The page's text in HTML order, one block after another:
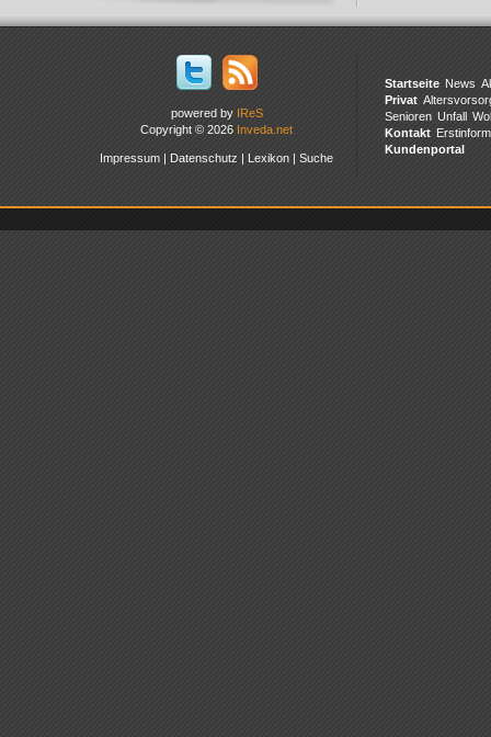
powered by IReS
Copyright © 2026 Inveda.net
Impressum | Datenschutz | Lexikon | Suche
Startseite News
Privat
Senioren Unfall
Kontakt
Kundenportal